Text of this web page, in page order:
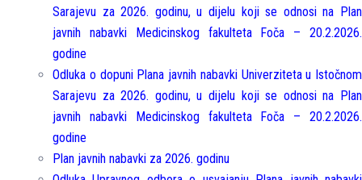
Sarajevu za 2026. godinu, u dijelu koji se odnosi na Plan
javnih nabavki Medicinskog fakulteta Foča – 20.2.2026.
godine
Odluka o dopuni Plana javnih nabavki Univerziteta u Istočnom
Sarajevu za 2026. godinu, u dijelu koji se odnosi na Plan
javnih nabavki Medicinskog fakulteta Foča – 20.2.2026.
godine
Plan javnih nabavki za 2026. godinu